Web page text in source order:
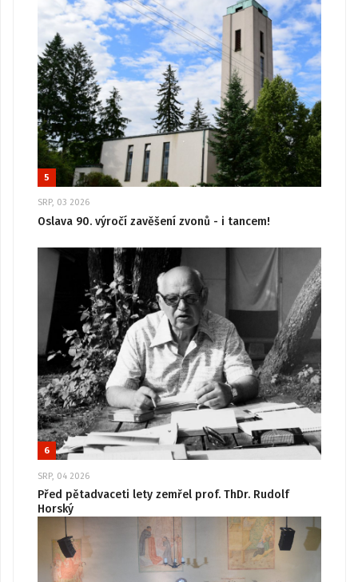
5
SRP, 03 2026
Oslava 90. výročí zavěšení zvonů - i tancem!
6
SRP, 04 2026
Před pětadvaceti lety zemřel prof. ThDr. Rudolf
Horský